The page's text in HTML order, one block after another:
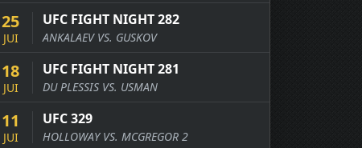
25
JUI
UFC FIGHT NIGHT 282
ANKALAEV VS. GUSKOV
18
JUI
UFC FIGHT NIGHT 281
DU PLESSIS VS. USMAN
11
JUI
UFC 329
HOLLOWAY VS. MCGREGOR 2